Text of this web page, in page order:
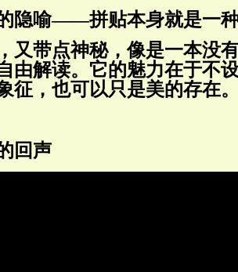
隐喻——拼贴本身就是一
又带点神秘，像是一本没
由解读。它的魅力在于
征，也可以只是美的存在
回声